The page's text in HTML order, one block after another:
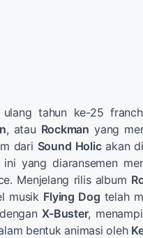
ulang tahun ke-25
, atau Rockman yang
dari Sound Holicakan
yang diaransemen
Menjelang rilis album
musik Flying Dog telah
X-Buster,
bentuk animasi oleh